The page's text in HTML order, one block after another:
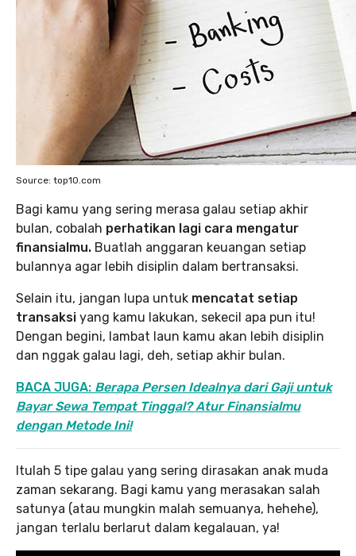
Source: top10.com
Bagi kamu yang sering merasa galau setiap akhir
bulan, cobalah perhatikan lagi cara mengatur
finansialmu. Buatlah anggaran keuangan setiap
bulannya agar lebih disiplin dalam bertransaksi.
Selain itu, jangan lupa untuk mencatat setiap
transaksi yang kamu lakukan, sekecil apa pun itu!
Dengan begini, lambat laun kamu akan lebih disiplin
dan nggak galau lagi, deh, setiap akhir bulan.
BACA JUGA: Berapa Persen Idealnya dari Gaji untuk
Bayar Sewa Tempat Tinggal? Atur Finansialmu
dengan Metode Ini!
Itulah 5 tipe galau yang sering dirasakan anak muda
zaman sekarang. Bagi kamu yang merasakan salah
satunya (atau mungkin malah semuanya, hehehe),
jangan terlalu berlarut dalam kegalauan, ya!